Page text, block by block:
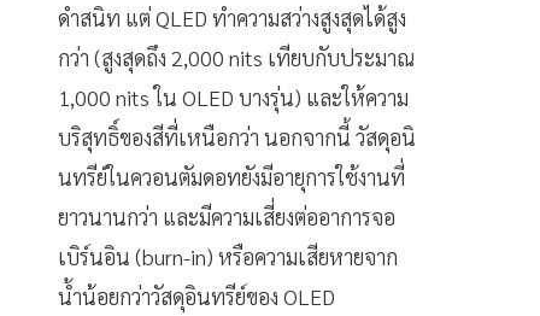
ดำสนิท แต่ QLED ทำความสว่างสูงสุดได้สูง
กว่า (สูงสุดถึง 2,000 nits เทียบกับประมาณ
1,000 nits ใน OLED บางรุ่น) และให้ความ
บริสุทธิ์ของสีที่เหนือกว่า นอกจากนี้ วัสดุอนิ
นทรีย์ในควอนตัมดอทยังมีอายุการใช้งานที่
ยาวนานกว่า และมีความเสี่ยงต่ออาการจอ
เบิร์นอิน (burn-in) หรือความเสียหายจาก
น้ำน้อยกว่าวัสดุอินทรีย์ของ OLED